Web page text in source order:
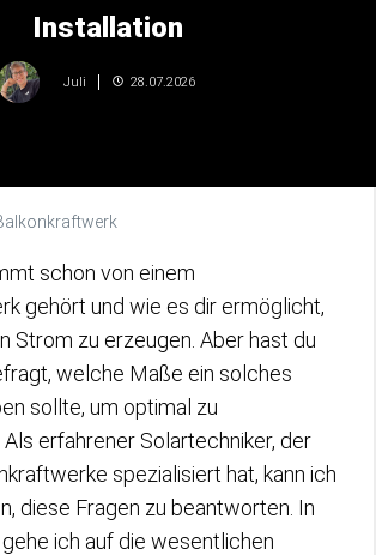
Installation
Juli 28.07.2026
schon von einem
gehört und wie es dir ermöglicht,
Strom zu erzeugen. Aber hast du
welche Maße ein solches
sollte, um optimal zu
erfahrener Solartechniker, der
spezialisiert hat, kann ich
diese Fragen zu beantworten. In
ich auf die wesentlichen